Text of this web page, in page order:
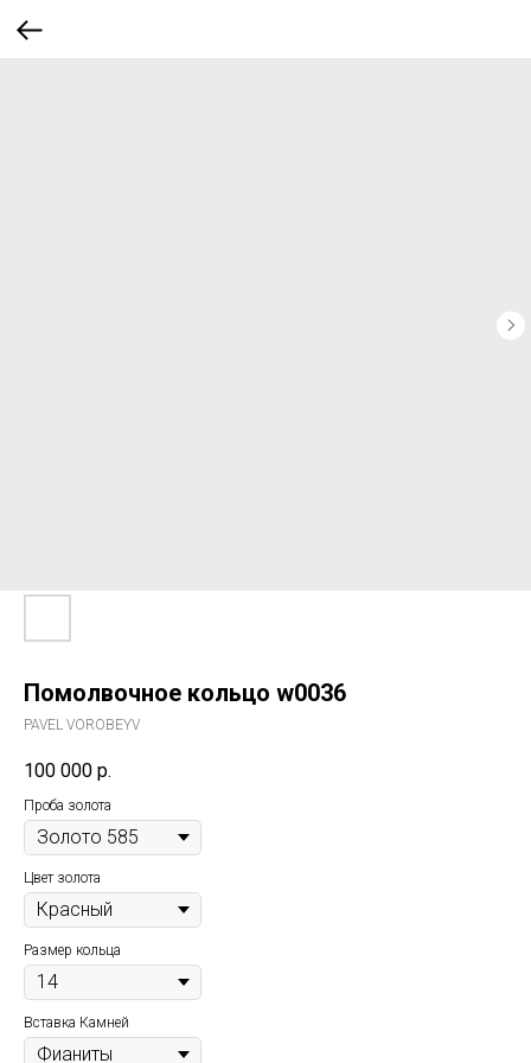
Помолвочное кольцо w0036
PAVEL VOROBEYV
100 000 р.
Проба золота
Цвет золота
Размер кольца
Вставка Камней